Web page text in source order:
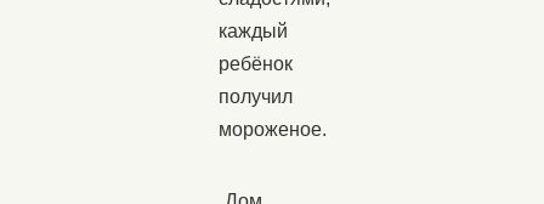
каждый
ребёнок
получил
мороженое.